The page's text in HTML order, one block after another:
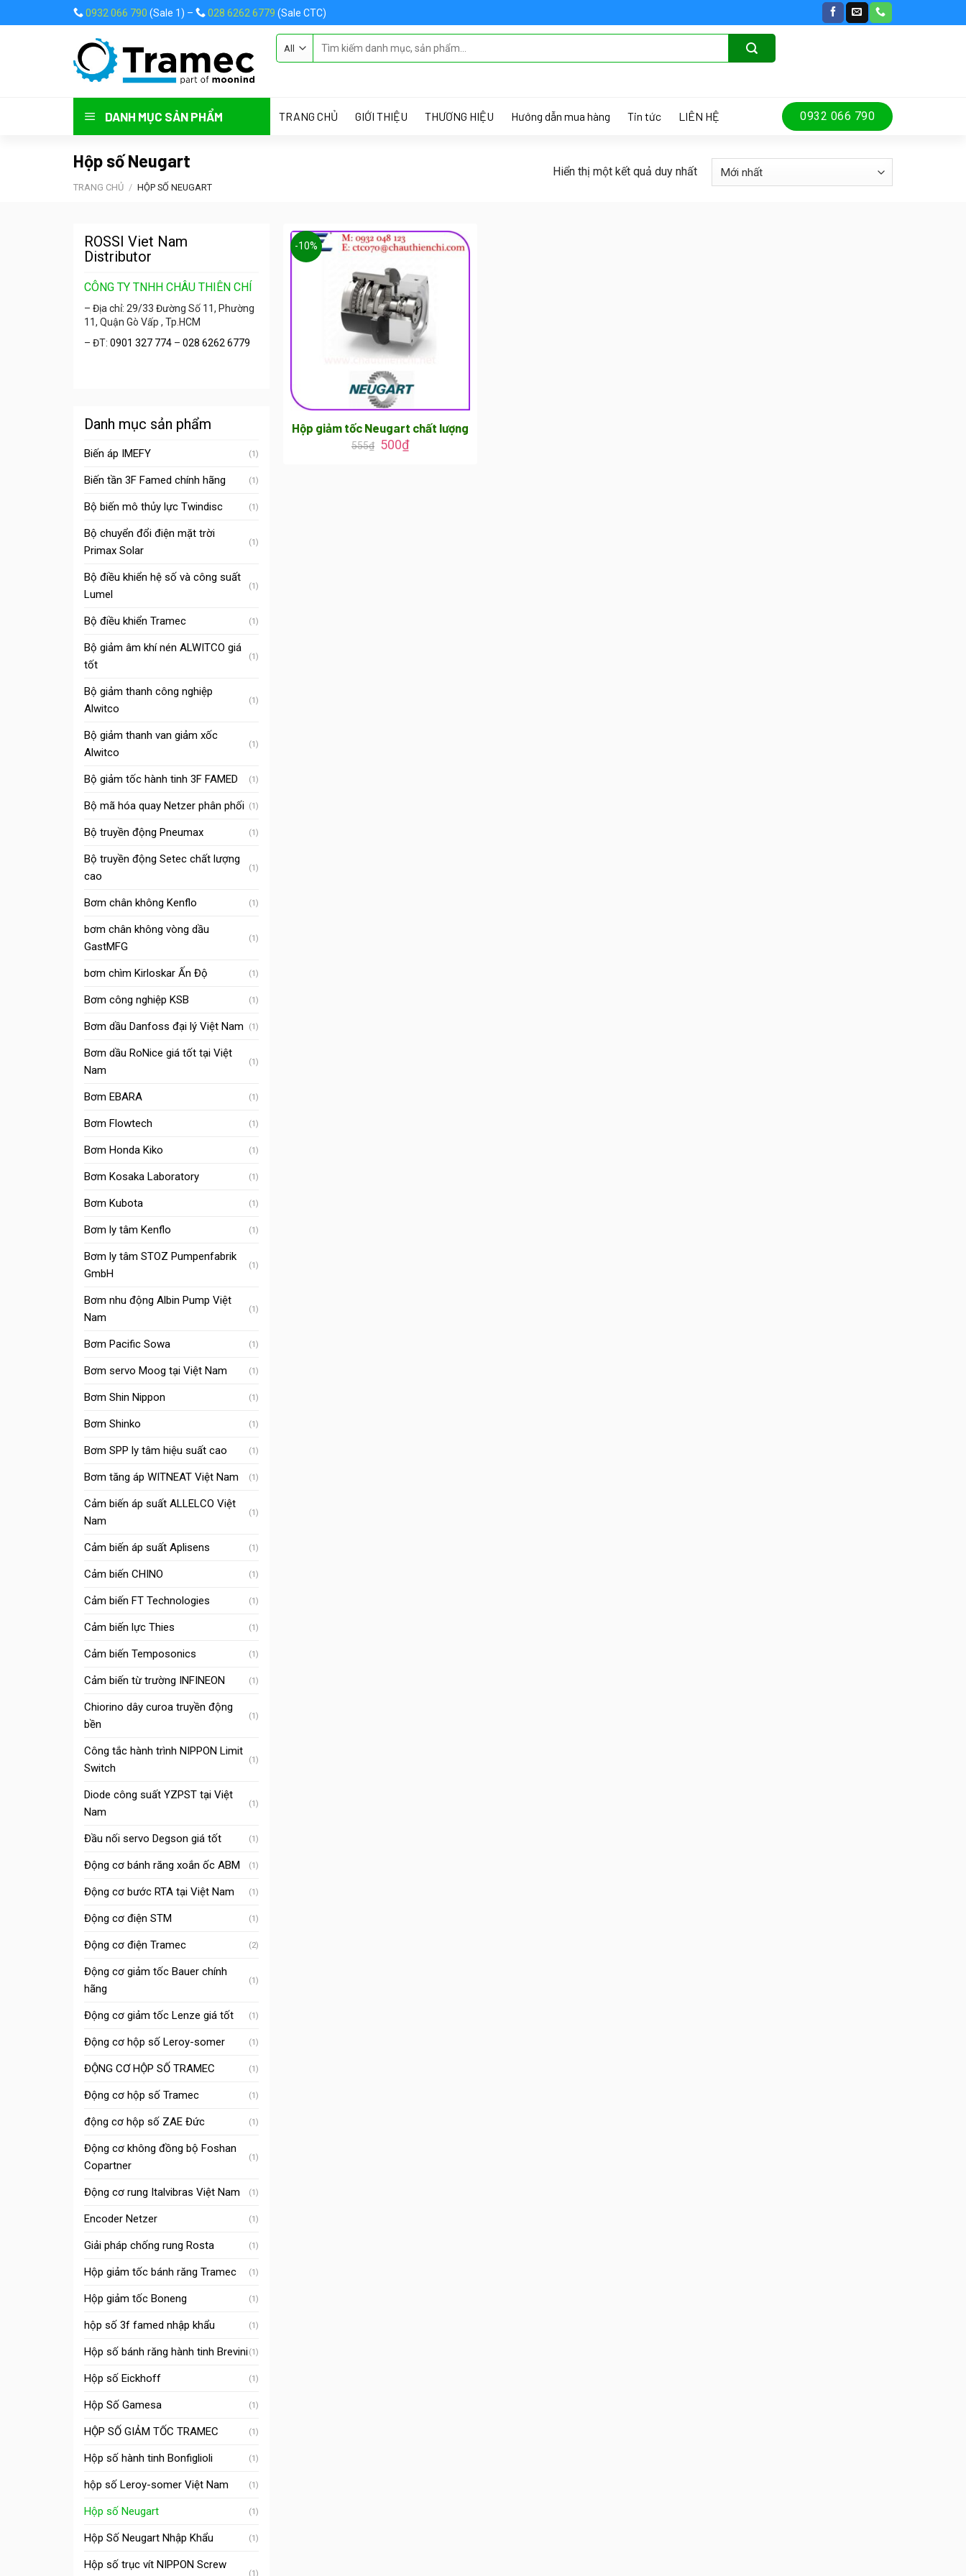
to
0932 066 790 (Sale 1) – 028 6262 6779 (Sale CTC)
DANH MỤC SẢN PHẨM TRANG CHỦ GIỚI THIỆU THƯƠNG HIỆU Hướng dẫn mua hàng Tin tức LIÊN HỆ 0932 066 790
Hộp số Neugart
TRANG CHỦ / HỘP SỐ NEUGART
Hiển thị một kết quả duy nhất
ROSSI Viet Nam
Distributor
CÔNG TY TNHH CHÂU THIÊN CHÍ
– Địa chỉ: 29/33 Đường Số 11, Phường
11, Quận Gò Vấp , Tp.HCM
– ĐT: 0901 327 774 – 028 6262 6779
Danh mục sản phẩm
Biến áp IMEFY (1)
Biến tần 3F Famed chính hãng (1)
Bộ biến mô thủy lực Twindisc (1)
Bộ chuyển đổi điện mặt trời
Primax Solar
(1)
Bộ điều khiển hệ số và công suất
Lumel
(1)
Bộ điều khiển Tramec (1)
Bộ giảm âm khí nén ALWITCO giá
tốt
(1)
Bộ giảm thanh công nghiệp
Alwitco
(1)
Bộ giảm thanh van giảm xốc
Alwitco
(1)
Bộ giảm tốc hành tinh 3F FAMED (1)
Bộ mã hóa quay Netzer phân phối (1)
Bộ truyền động Pneumax (1)
Bộ truyền động Setec chất lượng
cao
(1)
Bơm chân không Kenflo (1)
bơm chân không vòng dầu
GastMFG
(1)
bơm chìm Kirloskar Ấn Độ (1)
Bơm công nghiệp KSB (1)
Bơm dầu Danfoss đại lý Việt Nam (1)
Bơm dầu RoNice giá tốt tại Việt
Nam
(1)
Bơm EBARA (1)
Bơm Flowtech (1)
Bơm Honda Kiko (1)
Bơm Kosaka Laboratory (1)
Bơm Kubota (1)
Bơm ly tâm Kenflo (1)
Bơm ly tâm STOZ Pumpenfabrik
GmbH
(1)
Bơm nhu động Albin Pump Việt
Nam
(1)
Bơm Pacific Sowa (1)
Bơm servo Moog tại Việt Nam (1)
Bơm Shin Nippon (1)
Bơm Shinko (1)
Bơm SPP ly tâm hiệu suất cao (1)
Bơm tăng áp WITNEAT Việt Nam (1)
Cảm biến áp suất ALLELCO Việt
Nam
(1)
Cảm biến áp suất Aplisens (1)
Cảm biến CHINO (1)
Cảm biến FT Technologies (1)
Cảm biến lực Thies (1)
Cảm biến Temposonics (1)
Cảm biến từ trường INFINEON (1)
Chiorino dây curoa truyền động
bền
(1)
Công tắc hành trình NIPPON Limit
Switch
(1)
Diode công suất YZPST tại Việt
Nam
(1)
Đầu nối servo Degson giá tốt (1)
Động cơ bánh răng xoắn ốc ABM (1)
Động cơ bước RTA tại Việt Nam (1)
Động cơ điện STM (1)
Động cơ điện Tramec (2)
Động cơ giảm tốc Bauer chính
hãng
(1)
Động cơ giảm tốc Lenze giá tốt (1)
Động cơ hộp số Leroy-somer (1)
ĐỘNG CƠ HỘP SỐ TRAMEC (1)
Động cơ hộp số Tramec (1)
động cơ hộp số ZAE Đức (1)
Động cơ không đồng bộ Foshan
Copartner
(1)
Động cơ rung Italvibras Việt Nam (1)
Encoder Netzer (1)
Giải pháp chống rung Rosta (1)
Hộp giảm tốc bánh răng Tramec (1)
Hộp giảm tốc Boneng (1)
hộp số 3f famed nhập khẩu (1)
Hộp số bánh răng hành tinh Brevini(1)
Hộp số Eickhoff (1)
Hộp Số Gamesa (1)
HỘP SỐ GIẢM TỐC TRAMEC (1)
Hộp số hành tinh Bonfiglioli (1)
hộp số Leroy-somer Việt Nam (1)
Hộp số Neugart (1)
Hộp Số Neugart Nhập Khẩu (1)
Hộp số trục vít NIPPON Screw
(1)
-10%
Hộp giảm tốc Neugart chất lượng
555₫ 500₫